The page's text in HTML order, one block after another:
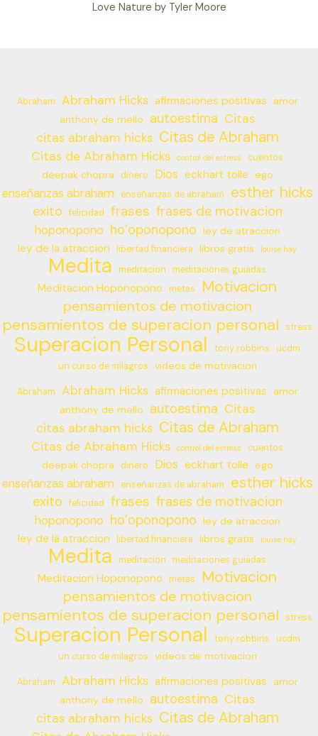
Love Nature by Tyler Moore
Abraham Abraham Hicks afirmaciones positivas
amor
anthony de mello
autoestima Citas
citas abraham hicks Citas de Abraham
Citas de Abraham Hicks control del estress cuentos
deepak chopra dinero Dios eckhart tolle ego
enseñanzas abraham enseñanzas de abraham esther hicks
exito felicidad frases frases de motivacion
hoponopono ho’oponopono ley de atraccion
ley de la atraccion libertad financiera libros gratis louise hay
Medita meditacion meditaciones guiadas
Meditacion Hoponopono metas Motivacion
pensamientos de motivacion
pensamientos de superacion personal stress
Superacion Personal tony robbins
ucdm
un curso de milagros
videos de motivacion
Abraham Abraham Hicks afirmaciones positivas
amor
anthony de mello
autoestima Citas
citas abraham hicks Citas de Abraham
Citas de Abraham Hicks control del estress cuentos
deepak chopra dinero Dios eckhart tolle ego
enseñanzas abraham enseñanzas de abraham esther hicks
exito felicidad frases frases de motivacion
hoponopono ho’oponopono ley de atraccion
ley de la atraccion libertad financiera libros gratis louise hay
Medita meditacion meditaciones guiadas
Meditacion Hoponopono metas Motivacion
pensamientos de motivacion
pensamientos de superacion personal stress
Superacion Personal tony robbins
ucdm
un curso de milagros
videos de motivacion
Abraham Abraham Hicks afirmaciones positivas
amor
anthony de mello
autoestima Citas
citas abraham hicks Citas de Abraham